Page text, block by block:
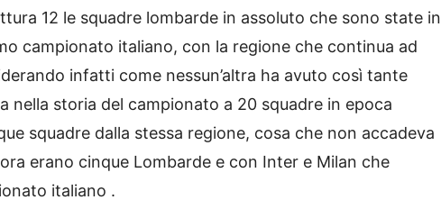
12 le squadre lombarde in assoluto che sono state in
campionato italiano, con la regione che continua ad
infatti come nessun’altra ha avuto così tante
nella storia del campionato a 20 squadre in epoca
squadre dalla stessa regione, cosa che non accadeva
erano cinque Lombarde e con Inter e Milan che
italiano .